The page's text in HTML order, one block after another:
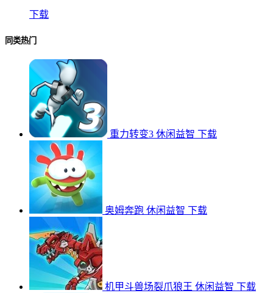
下载
同类热门
重力转变3 休闲益智 下载
奥姆奔跑 休闲益智 下载
机甲斗兽场裂爪狼王 休闲益智 下载